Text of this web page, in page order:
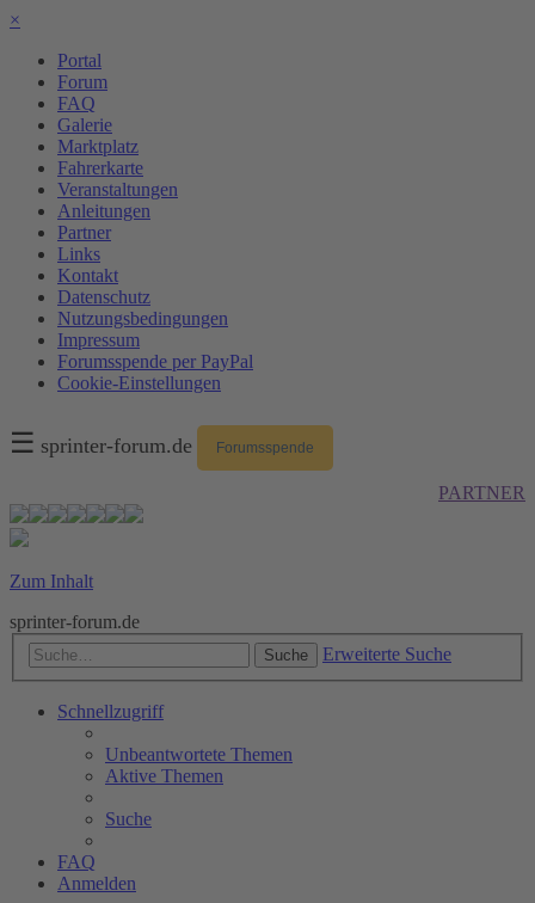
×
Portal
Forum
FAQ
Galerie
Marktplatz
Fahrerkarte
Veranstaltungen
Anleitungen
Partner
Links
Kontakt
Datenschutz
Nutzungsbedingungen
Impressum
Forumsspende per PayPal
Cookie-Einstellungen
☰ sprinter-forum.de Forumsspende
PARTNER
Zum Inhalt
sprinter-forum.de
Suche Erweiterte Suche
Schnellzugriff
Unbeantwortete Themen
Aktive Themen
Suche
FAQ
Anmelden